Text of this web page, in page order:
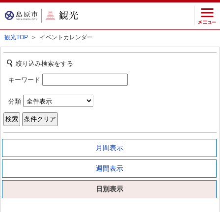
観光TOP ＞ イベントカレンダー
絞り込み検索をする
キーワード
分類
月間表示
週間表示
日別表示